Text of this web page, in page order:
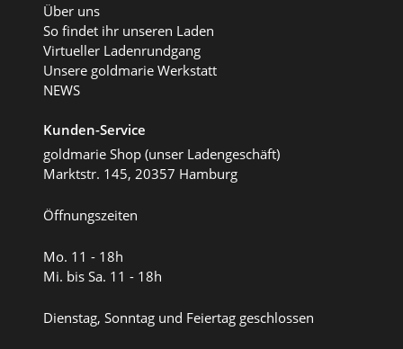
Über uns
So findet ihr unseren Laden
Virtueller Ladenrundgang
Unsere goldmarie Werkstatt
NEWS
Kunden-Service
goldmarie Shop (unser Ladengeschäft)
Marktstr. 145, 20357 Hamburg
Öffnungszeiten
Mo. 11 - 18h
Mi. bis Sa. 11 - 18h
Dienstag, Sonntag und Feiertag geschlossen